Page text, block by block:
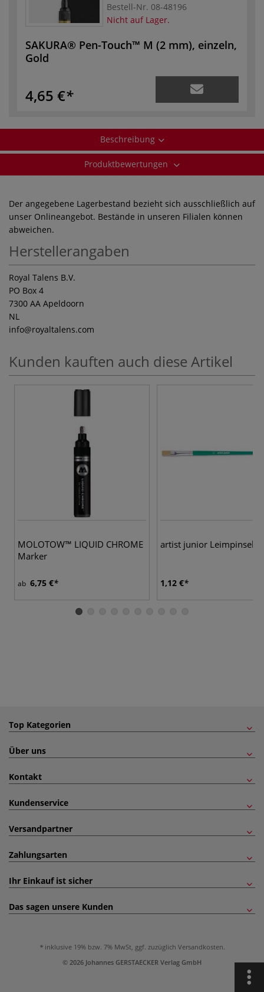
Bestell-Nr. 08-48196
Nicht auf Lager.
SAKURA® Pen-Touch™ M (2 mm), einzeln,
Gold
4,65 €
Beschreibung
Produktbewertungen
Der angegebene Lagerbestand bezieht sich ausschließlich auf
unser Onlineangebot. Bestände in unseren Filialen können
abweichen.
Herstellerangaben
Royal Talens B.V.
PO Box 4
7300 AA Apeldoorn
NL
info@royaltalens.com
Kunden kauften auch diese Artikel
MOLOTOW™ LIQUID CHROME
Marker
ab 6,75 €
artist junior Leimpinsel
1,12 €
Top Kategorien
Über uns
Kontakt
Kundenservice
Versandpartner
Zahlungsarten
Ihr Einkauf ist sicher
Das sagen unsere Kunden
inklusive 19% bzw. 7% MwSt, ggf. zuzüglich Versandkosten.
© 2026 Johannes GERSTAECKER Verlag GmbH